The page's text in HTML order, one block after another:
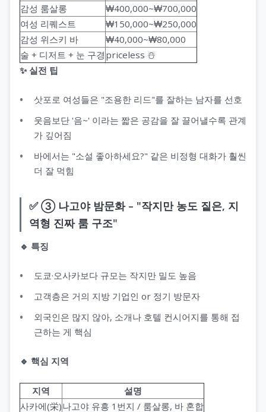
감성 룸살롱
₩400,000~₩700,000
여성 리퀘스트
₩150,000~₩250,000
감성 위스키 바
₩40,000~₩80,000
술 + 디저트 + 눈 구경 priceless ☃️
✨ 실전 팁
삿포로 여성들은 "조용한 리드"를 잘하는 남자를 선호
웃음보단 '음~' 이라는 짧은 공감을 잘 끌어낼수록 관계
가 깊어짐
바에서는 "소설 좋아하세요?" 같은 비정형 대화가 훨씬
더 잘 먹힘
✅ ③ 나고야 밤문화 – "작지만 농도 짙은, 지
역형 진짜 룸 구조"
🔹 특징
도쿄·오사카보다 규모는 작지만 밀도 높음
고객층은 거의 지방 기업인 or 정기 방문자
외국인은 많지 않아, 소개나 호텔 컨시어지를 통해 접
근하는 게 핵심
🔹 핵심 지역
지역
설명
사카에(栄)나고야 유흥 1번지 / 룸살롱, 바 혼합